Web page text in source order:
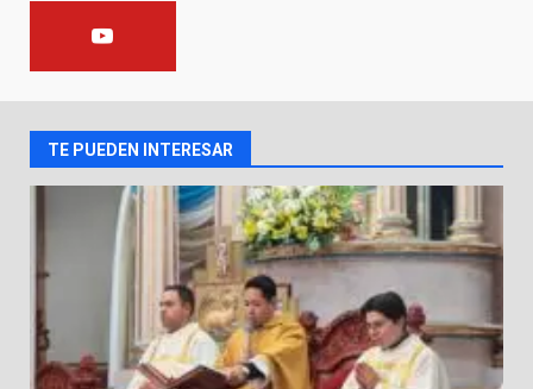
2
FUEGO A LA SECRETARÍA DE LA
5 de agosto de 2026
Muere peatón arrollado por
motociclista en Yuriria
4 de agosto de 2026
Valle de Santiago despide a
José Antonio Villanueva
Cárdenas, “El Puma”
TE PUEDEN INTERESAR